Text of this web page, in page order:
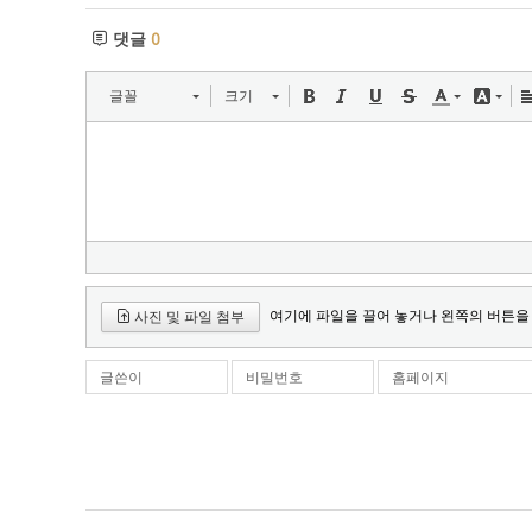
댓글 0
글꼴 크기
사진 및 파일 첨부 여기에 파일을 끌어 놓거나 왼쪽의 버튼
글쓴이 비밀번호 홈페이지